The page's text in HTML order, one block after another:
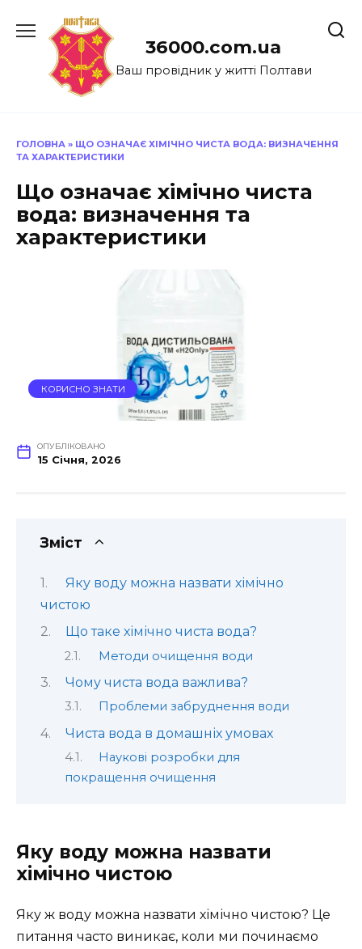
до
36000.com.ua
Ваш провідник у житті Полтави
ГОЛОВНА » ЩО ОЗНАЧАЄ ХІМІЧНО ЧИСТА ВОДА: ВИЗНАЧЕННЯ
ТА ХАРАКТЕРИСТИКИ
Що означає хімічно чиста
вода: визначення та
характеристики
КОРИСНО ЗНАТИ
ОПУБЛІКОВАНО
15 Січня, 2026
Зміст
Яку воду можна назвати хімічно
чистою
Що таке хімічно чиста вода?
Методи очищення води
Чому чиста вода важлива?
Проблеми забруднення води
Чиста вода в домашніх умовах
Наукові розробки для
покращення очищення
Яку воду можна назвати
хімічно чистою
Яку ж воду можна назвати хімічно чистою? Це
питання часто виникає, коли ми починаємо